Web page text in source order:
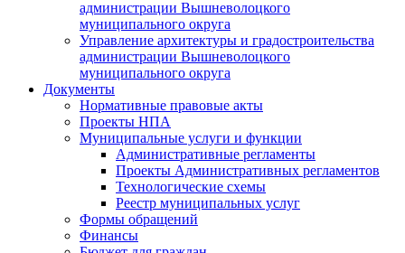
администрации Вышневолоцкого
муниципального округа
Управление архитектуры и градостроительства
администрации Вышневолоцкого
муниципального округа
Документы
Нормативные правовые акты
Проекты НПА
Муниципальные услуги и функции
Административные регламенты
Проекты Административных регламентов
Технологические схемы
Реестр муниципальных услуг
Формы обращений
Финансы